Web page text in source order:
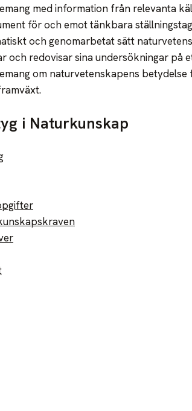
med information från relevanta
för och emot tänkbara
och genomarbetat sätt
och redovisar sina undersökningar på
om naturvetenskapens betydelse
i Naturkunskap